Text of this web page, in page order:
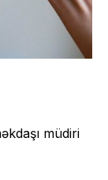
müdiri